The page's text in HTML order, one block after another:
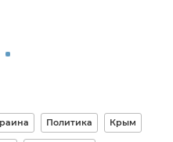
Политика Крым